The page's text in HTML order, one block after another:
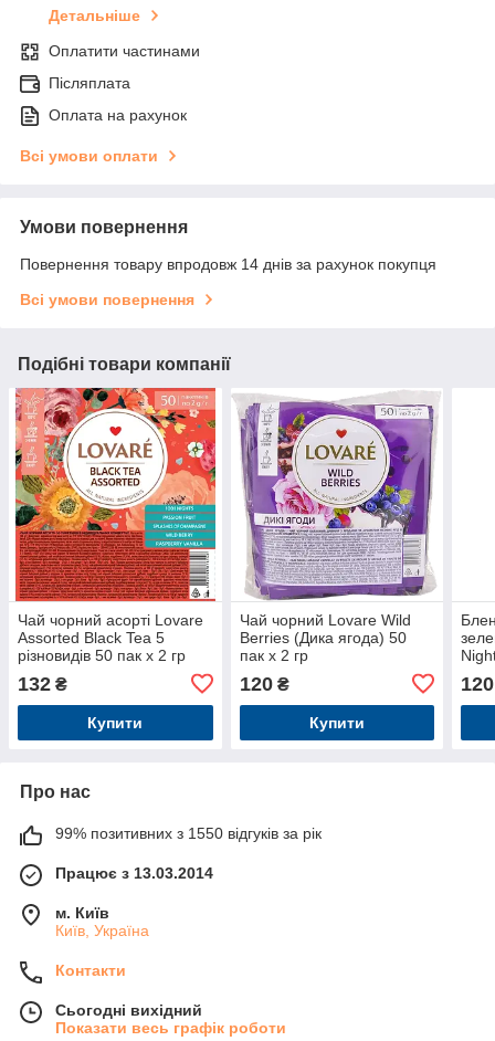
Детальніше
Оплатити частинами
Післяплата
Оплата на рахунок
Всі умови оплати
Умови повернення
Повернення товару впродовж 14 днів за рахунок покупця
Всі умови повернення
Подібні товари компанії
Чай чорний асорті Lovare
Assorted Black Tea 5
різновидів 50 пак х 2 гр
132 ₴
Купити
Чай чорний Lovare Wild
Berries (Дика ягода) 50
пак х 2 гр
120₴
Купити
120
Про нас
99% позитивних з 1550 відгуків за рік
Працює з 13.03.2014
м. Київ
Київ, Україна
Контакти
Сьогодні вихідний
Показати весь графік роботи